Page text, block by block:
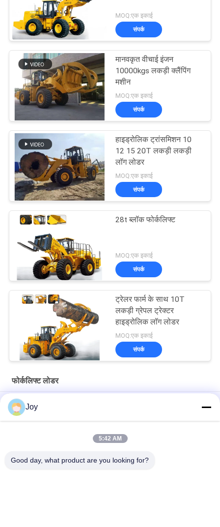
MOQ:एक इकाई
संपर्क
मानवकृत वीचाई इंजन
10000kgs लकड़ी क्लैंपिंग
मशीन
MOQ:एक इकाई
संपर्क
हाइड्रोलिक ट्रांसमिशन 10
12 15 20T लकड़ी लकड़ी
लॉग लोडर
MOQ:एक इकाई
संपर्क
28t ब्लॉक फोर्कलिफ्ट
MOQ:एक इकाई
संपर्क
ट्रेलर फार्म के साथ 10T
लकड़ी ग्रेपल ट्रेक्टर
हाइड्रोलिक लॉग लोडर
MOQ:एक इकाई
संपर्क
फोर्कलिफ्ट लोडर
52 टन फोर्कलिफ्ट लोडर बिग स्टोन ब्लॉक उठाने के लिए
खदान में भारी संगमरमर ब्लॉक के लिए 50 टन फोर्कलिफ्ट लोडर रेटेड लोड
Joy
5:42 AM
Good day, what product are you looking for?